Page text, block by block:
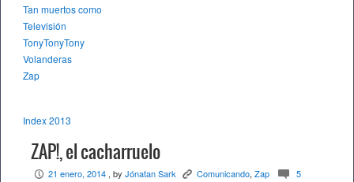
Tan muertos como
Televisión
TonyTonyTony
Volanderas
Zap
Index 2013
ZAP!, el cacharruelo
P 21 enero, 2014 , by Jónatan Sark K Comunicando,Zap c 5